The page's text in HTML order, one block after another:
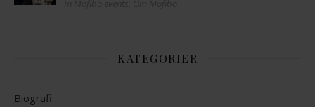
KATEGORIER
Biografi